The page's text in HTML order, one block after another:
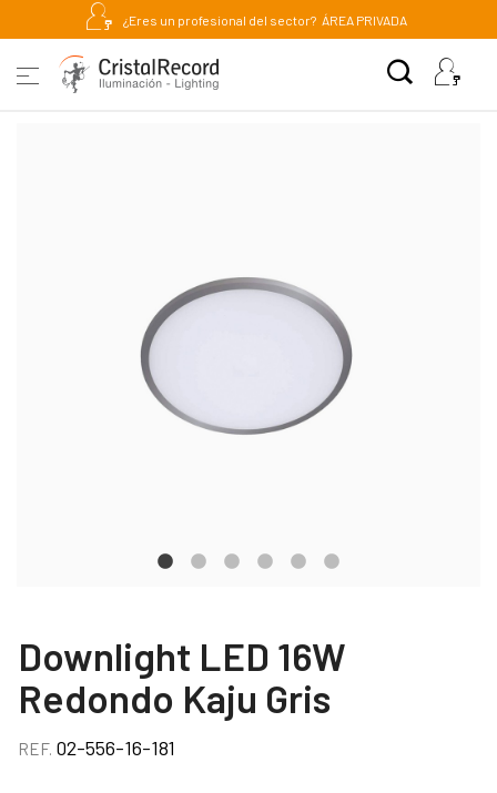
¿Eres un profesional del sector? ÁREA PRIVADA
Downlight LED 16W
Redondo Kaju Gris
REF. 02-556-16-181